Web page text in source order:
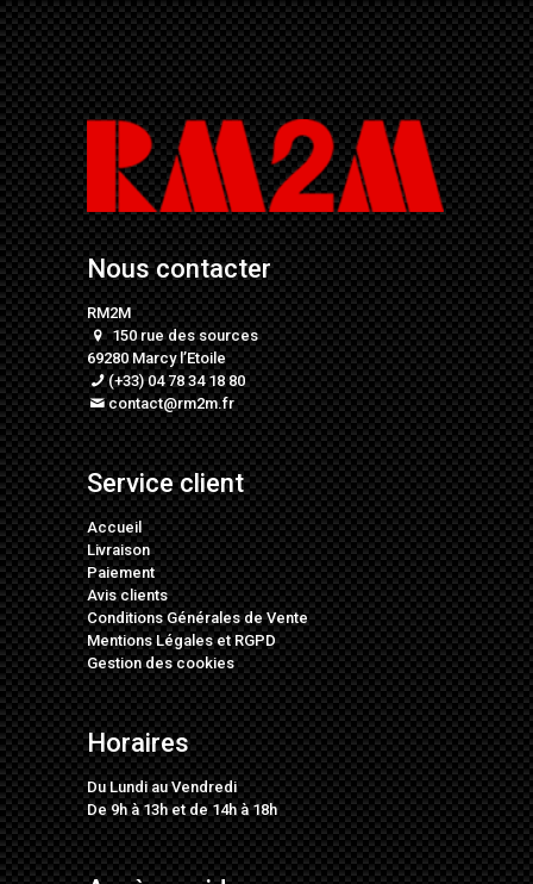
Nous contacter
RM2M
150 rue des sources
69280 Marcy l’Etoile
(+33) 04 78 34 18 80
contact@rm2m.fr
Service client
Accueil
Livraison
Paiement
Avis clients
Conditions Générales de Vente
Mentions LégalesetRGPD
Gestion des cookies
Horaires
Du Lundi au Vendredi
De 9h à 13h et de 14h à 18h